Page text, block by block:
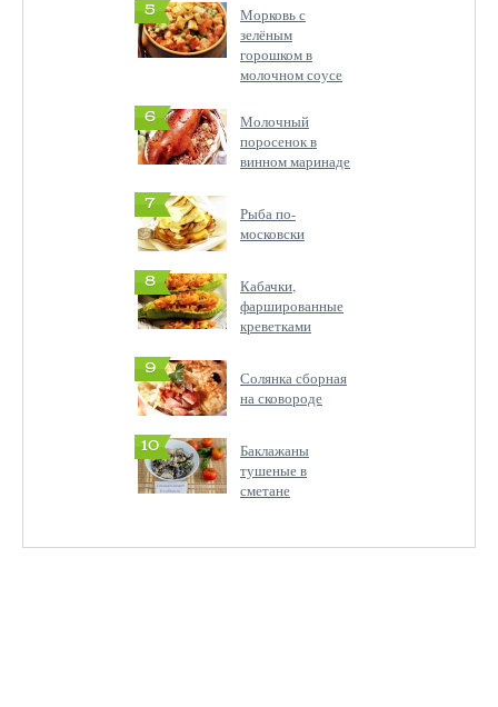
5
Морковь с
зелёным
горошком в
молочном соусе
6
Молочный
поросенок в
винном маринаде
7
Рыба по-
московски
8
Кабачки,
фаршированные
креветками
9
Солянка сборная
на сковороде
10
Баклажаны
тушеные в
сметане